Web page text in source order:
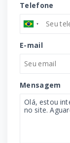
Telefone
E-mail
Mensagem